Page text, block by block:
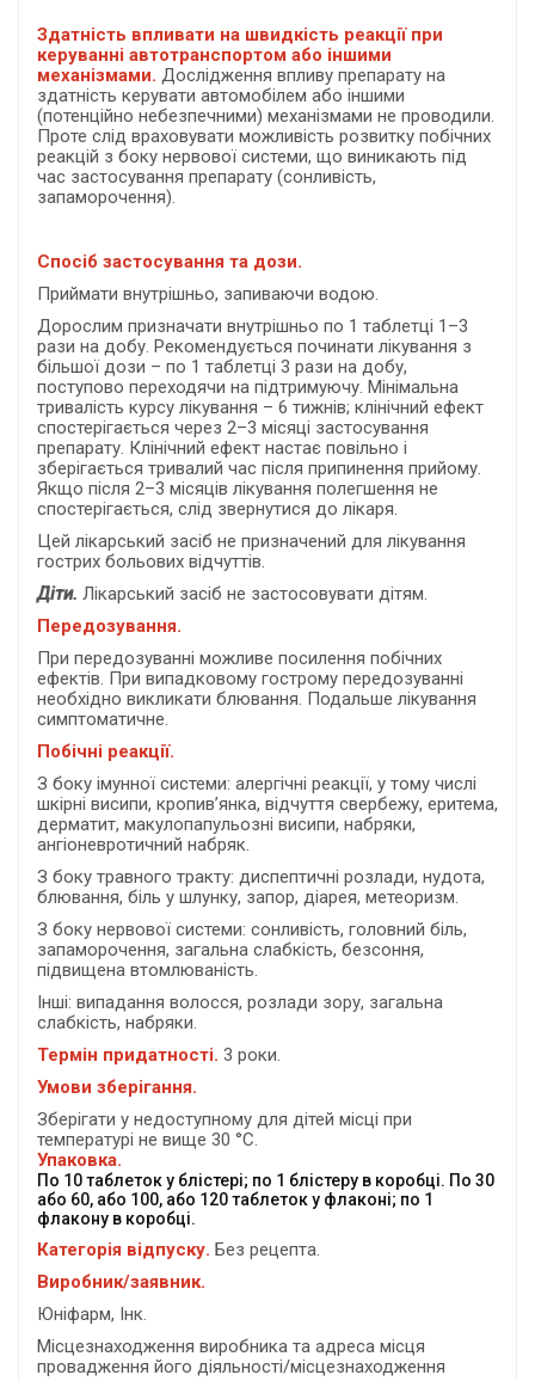
Здатність впливати на швидкість реакції при
керуванні автотранспортом або іншими
механізмами. Дослідження впливу препарату на
здатність керувати автомобілем або іншими
(потенційно небезпечними) механізмами не проводили.
Проте слід враховувати можливість розвитку побічних
реакцій з боку нервової системи, що виникають під
час застосування препарату (сонливість,
запаморочення).
Спосіб застосування та дози.
Приймати внутрішньо, запиваючи водою.
Дорослим призначати внутрішньо по 1 таблетці 1–3
рази на добу. Рекомендується починати лікування з
більшої дози – по 1 таблетці 3 рази на добу,
поступово переходячи на підтримуючу. Мінімальна
тривалість курсу лікування – 6 тижнів; клінічний ефект
спостерігається через 2–3 місяці застосування
препарату. Клінічний ефект настає повільно і
зберігається тривалий час після припинення прийому.
Якщо після 2–3 місяців лікування полегшення не
спостерігається, слід звернутися до лікаря.
Цей лікарський засіб не призначений для лікування
гострих больових відчуттів.
Діти. Лікарський засіб не застосовувати дітям.
Передозування.
При передозуванні можливе посилення побічних
ефектів. При випадковому гострому передозуванні
необхідно викликати блювання. Подальше лікування
симптоматичне.
Побічні реакції.
З боку імунної системи: алергічні реакції, у тому числі
шкірні висипи, кропив’янка, відчуття свербежу, еритема,
дерматит, макулопапульозні висипи, набряки,
ангіоневротичний набряк.
З боку травного тракту: диспептичні розлади, нудота,
блювання, біль у шлунку, запор, діарея, метеоризм.
З боку нервової системи: сонливість, головний біль,
запаморочення, загальна слабкість, безсоння,
підвищена втомлюваність.
Інші: випадання волосся, розлади зору, загальна
слабкість, набряки.
Термін придатності. 3 роки.
Умови зберігання.
Зберігати у недоступному для дітей місці при
температурі не вище 30 °С.
Упаковка.
По 10 таблеток у блістері; по 1 блістеру в коробці. По 30
або 60, або 100, або 120 таблеток у флаконі; по 1
флакону в коробці.
Категорія відпуску. Без рецепта.
Виробник/заявник.
Юніфарм, Інк.
Місцезнаходження виробника та адреса місця
провадження його діяльності/місцезнаходження